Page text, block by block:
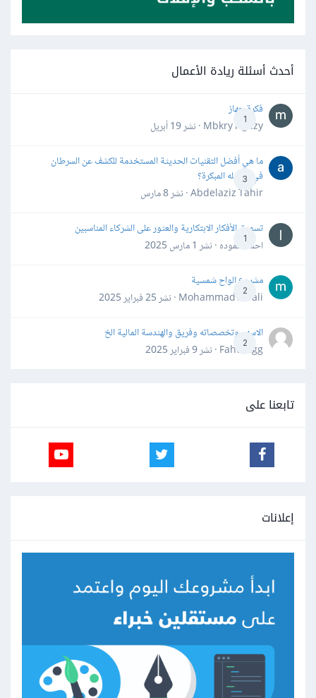
أحدث أسئلة ريادة الأعمال
1
فكرة جهاز
Mbkry Hgazy · نشر
19 أبريل
3
ما هي أفضل التقنيات الحديثة المستخدمة للكشف عن السرطان
في مراحله المبكرة؟
Abdelaziz Tahir · نشر
8 مارس
1
تسويق الأفكار الابتكارية والعثور على الشركاء المناسبين
احمد حموده · نشر 1 مارس 2025
2
مشروع الواح شمسية
Mohammad Awali · نشر
25 فبراير 2025
2
الاسهم وتخصصاته وفريق والهندسة المالية الخ
Fahd Ggg · نشر
9 فبراير 2025
تابعنا على
إعلانات